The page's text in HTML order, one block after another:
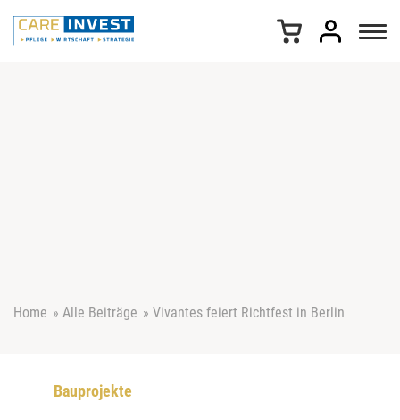
Home » Alle Beiträge » Vivantes feiert Richtfest in Berlin
Bauprojekte